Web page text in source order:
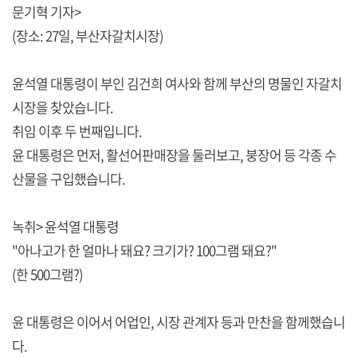
문기혁 기자>
(장소: 27일, 부산자갈치시장)
윤석열 대통령이 부인 김건희 여사와 함께 부산의 명물인 자갈치
시장을 찾았습니다.
취임 이후 두 번째입니다.
윤 대통령은 먼저, 활선어판매장을 둘러보고, 붕장어 등 각종 수
산물을 구입했습니다.
녹취> 윤석열 대통령
"아나고가 한 얼마나 돼요? 크기가? 100그램 돼요?"
(한 500그램?)
윤 대통령은 이어서 어업인, 시장 관계자 등과 만찬을 함께했습니
다.